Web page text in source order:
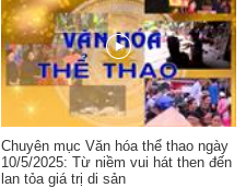
Chuyên mục Văn hóa thể thao ngày
10/5/2025: Từ niềm vui hát then đến
lan tỏa giá trị di sản